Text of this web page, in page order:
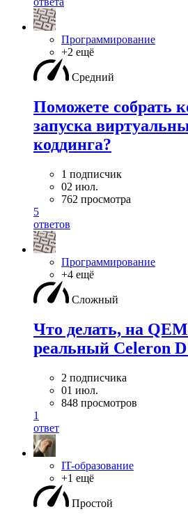
Программирование
+2 ещё
Средний
Поможете собрать
запуска
коддинга?
1 подписчик
02 июл.
762 просмотра
5
ответов
Программирование
+4 ещё
Сложный
Что делать, на
реальный Celeron
2 подписчика
01 июл.
848 просмотров
1
ответ
IT-образование
+1 ещё
Простой